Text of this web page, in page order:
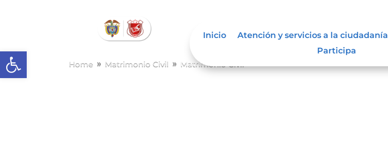
Abrir barra de herramientas
Inicio Atención y servicios a la ciudadanía
Participa
Home 9 Matrimonio Civil 9 Matrimonio Civil